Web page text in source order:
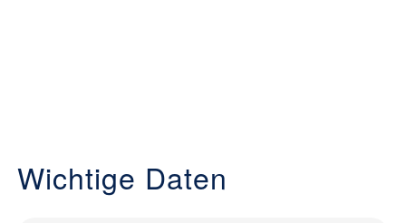
Wichtige Daten